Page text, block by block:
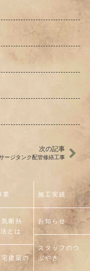
次の記事
ージタンク配管修繕工事
業
断熱
とは
建築の
施工実績
お知らせ
スタッフのつ
ぶやき